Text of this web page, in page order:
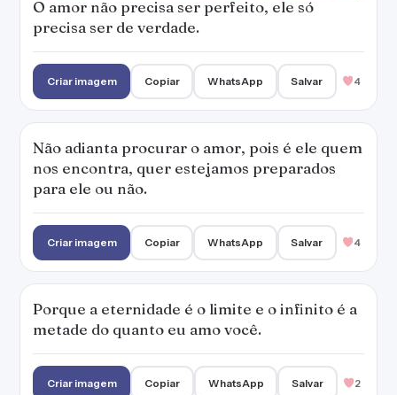
O amor não precisa ser perfeito, ele só
precisa ser de verdade.
Criar imagem Copiar WhatsApp Salvar 4
Não adianta procurar o amor, pois é ele quem
nos encontra, quer estejamos preparados
para ele ou não.
Criar imagem Copiar WhatsApp Salvar 4
Porque a eternidade é o limite e o infinito é a
metade do quanto eu amo você.
Criar imagem Copiar WhatsApp Salvar 2